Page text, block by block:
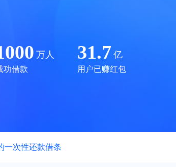
万人
功借款
31.7 亿
用户已赚红包
一次性还款借条